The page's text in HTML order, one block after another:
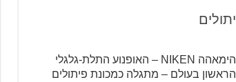
הימאהה NIKEN – האופנוע התלת-גלגלי
הראשון בעולם – מתגלה כמכונת פיתולים